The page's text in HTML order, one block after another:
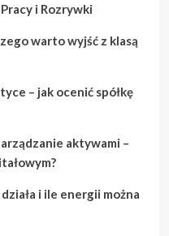
i Rozrywki
warto wyjść z klasą
– jak ocenić spółkę
aktywami –
i ile energii można